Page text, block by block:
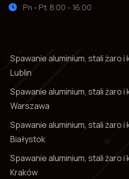
Pn - Pt: 8:00 - 16:00
Spawanie aluminium, stali żaro
Lublin
Spawanie aluminium, stali żaro
Warszawa
Spawanie aluminium, stali żaro
Białystok
Spawanie aluminium, stali żaro
Kraków